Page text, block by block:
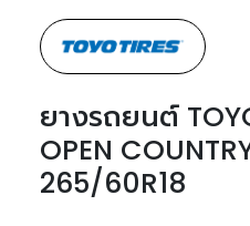
ยางรถยนต์
OPEN
265/60R18